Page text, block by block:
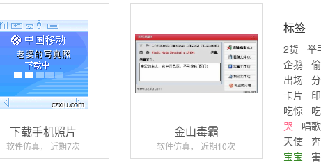
下载手机照片
软件仿真， 近期7次
金山毒霸
软件仿真， 近期10次
标签
2货 举
企鹅
出场
卡片
吃惊
哭
唱歌
天使
宝宝